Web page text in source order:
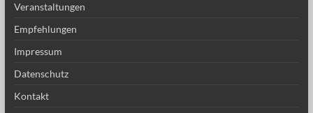
Veranstaltungen
Empfehlungen
Impressum
Datenschutz
Kontakt